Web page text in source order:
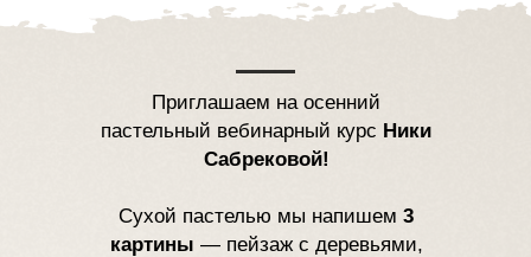
Приглашаем на осенний
пастельный вебинарный курс Ники
Сабрековой!
Сухой пастелью мы напишем 3
картины — пейзаж с деревьями,